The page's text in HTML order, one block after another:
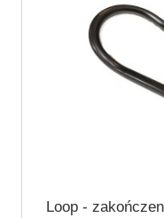
Loop -